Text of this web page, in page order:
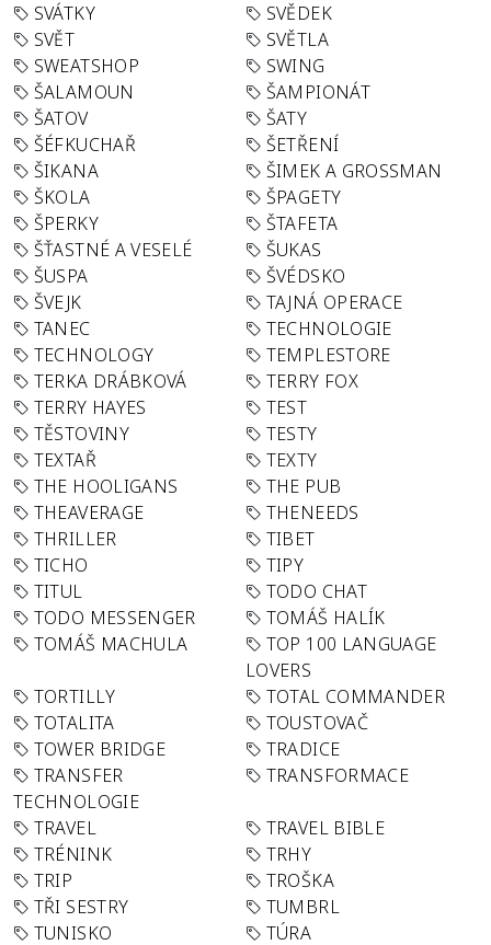
SVÁTKY
SVĚDEK
SVĚT
SVĚTLA
SWEATSHOP
SWING
ŠALAMOUN
ŠAMPIONÁT
ŠATOV
ŠATY
ŠÉFKUCHAŘ
ŠETŘENÍ
ŠIKANA
ŠIMEK A GROSSMAN
ŠKOLA
ŠPAGETY
ŠPERKY
ŠTAFETA
ŠŤASTNÉ A VESELÉ
ŠUKAS
ŠUSPA
ŠVÉDSKO
ŠVEJK
TAJNÁ OPERACE
TANEC
TECHNOLOGIE
TECHNOLOGY
TEMPLESTORE
TERKA DRÁBKOVÁ
TERRY FOX
TERRY HAYES
TEST
TĚSTOVINY
TESTY
TEXTAŘ
TEXTY
THE HOOLIGANS
THE PUB
THEAVERAGE
THENEEDS
THRILLER
TIBET
TICHO
TIPY
TITUL
TODO CHAT
TODO MESSENGER
TOMÁŠ HALÍK
TOMÁŠ MACHULA
TOP 100 LANGUAGE
LOVERS
TORTILLY
TOTAL COMMANDER
TOTALITA
TOUSTOVAČ
TOWER BRIDGE
TRADICE
TRANSFER
TECHNOLOGIE
TRANSFORMACE
TRAVEL
TRAVEL BIBLE
TRÉNINK
TRHY
TRIP
TROŠKA
TŘI SESTRY
TUMBRL
TUNISKO
TÚRA